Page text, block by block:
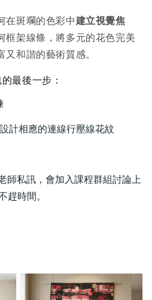
在斑斕的色彩中建立視覺焦
框架線條，將多元的花色完美
和諧的藝術質感。
最後一步：
圖案設計相應的連線行壓線花紋
師私訊，會加入課程群組討論上
趕時間。